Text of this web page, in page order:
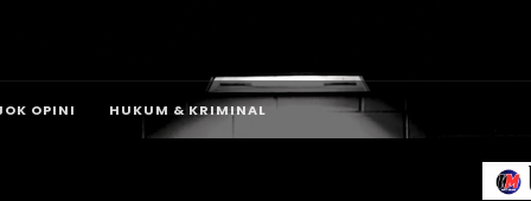
OPINI HUKUM & KRIMINAL